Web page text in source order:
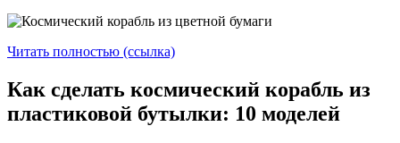
Читать полностью (ссылка)
Как сделать космический корабль из
пластиковой бутылки: 10 моделей